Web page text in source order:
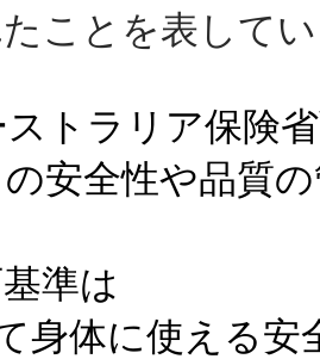
ことを表して
ストラリア保険
安全性や品質の
準は
身体に使える安